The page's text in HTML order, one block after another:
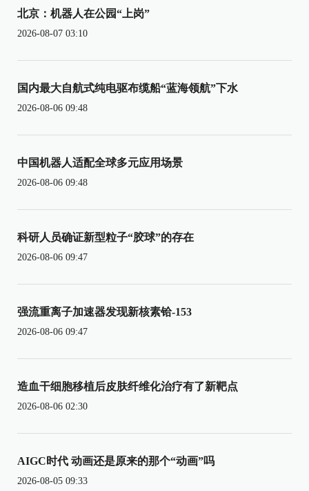
北京：机器人在公园“上岗”
2026-08-07 03:10
国内最大自航式纯电驱布缆船“蓝海领航”下水
2026-08-06 09:48
中国机器人适配全球多元应用场景
2026-08-06 09:48
科研人员确证新型粒子“胶球”的存在
2026-08-06 09:47
强流重离子加速器发现新核素铪-153
2026-08-06 09:47
造血干细胞移植后皮肤纤维化治疗有了新靶点
2026-08-06 02:30
AIGC时代 动画还是原来的那个“动画”吗
2026-08-05 09:33